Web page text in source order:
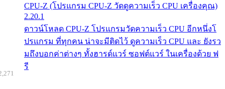
CPU-Z (โปรแกรม CPU-Z วัดดูความเร็ว CPU เครื่องคุณ)
2.20.1
ดาวน์โหลด CPU-Z โปรแกรมวัดความเร็ว CPU อีกหนึ่งโ
ปรแกรม ที่ทุกคน น่าจะมีติดไว้ ดูความเร็ว CPU และ ยังรว
มถึงบอกค่าต่างๆ ทั้งฮารด์แวร์ ซอฟต์แวร์ ในเครื่องด้วย ฟ
รี